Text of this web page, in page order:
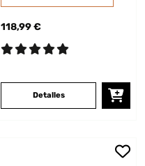
118,99 €
Detalles